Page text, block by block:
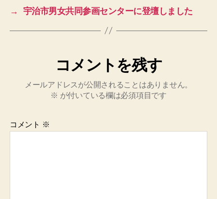
→
宇治市男女共同参画センターに登壇しました
コメントを残す
メールアドレスが公開されることはありません。
※ が付いている欄は必須項目です
コメント ※